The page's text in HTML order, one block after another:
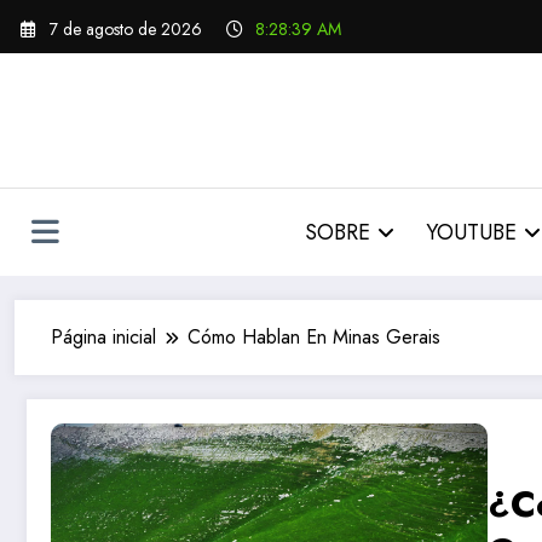
Pular
para
7 de agosto de 2026 8:28:40 AM
SOBRE YOUTUBE
Página inicial Cómo Hablan En Minas Gerais